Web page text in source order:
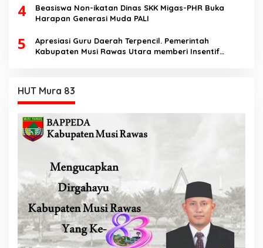
4
Beasiswa Non-ikatan Dinas SKK Migas-PHR Buka
Harapan Generasi Muda PALI
5
Apresiasi Guru Daerah Terpencil. Pemerintah
Kabupaten Musi Rawas Utara memberi Insentif
HUT Mura 83